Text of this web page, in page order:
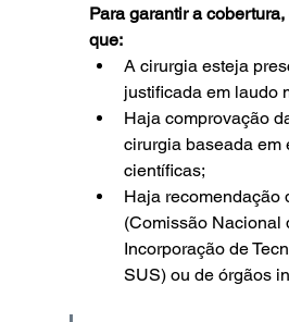
Para garantir a
que:
A cirurgia esteja
justificada em laudo
Haja comprovação
cirurgia baseada em
científicas;
Haja recomendação
(Comissão Nacional
Incorporação de
SUS) ou de órgãos